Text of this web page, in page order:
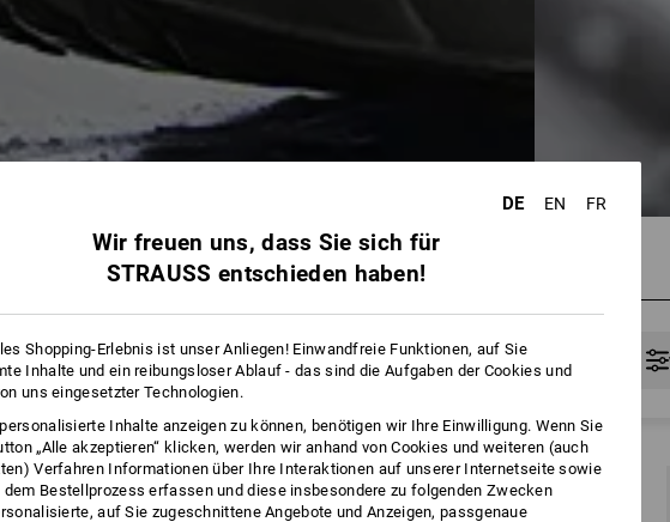
12 Artikel
DE EN FR
Wir freuen uns, dass Sie sich für
STRAUSS entschieden haben!
Shopping-Erlebnis ist unser Anliegen! Einwandfreie Funktionen, auf Sie
Inhalte und ein reibungsloser Ablauf - das sind die Aufgaben der Cookies und
uns eingesetzter Technologien.
Inhalte anzeigen zu können, benötigen wir Ihre Einwilligung. Wenn Sie
„Alle akzeptieren“ klicken, werden wir anhand von Cookies und weiteren (auch
Verfahren Informationen über Ihre Interaktionen auf unserer Internetseite sowie
dem Bestellprozess erfassen und diese insbesondere zu folgenden Zwecken
auf Sie zugeschnittene Angebote und Anzeigen, passgenaue